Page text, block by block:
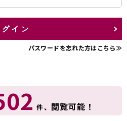
グイン
パスワードを忘れた方はこちら≫
件、 閲覧可能！